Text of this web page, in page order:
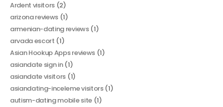
Ardent visitors (2)
arizona reviews (1)
armenian-dating reviews(1)
arvada escort (1)
Asian Hookup Apps reviews(1)
asiandate sign in(1)
asiandate visitors (1)
asiandating-inceleme visitors(1)
autism-dating mobile site(1)